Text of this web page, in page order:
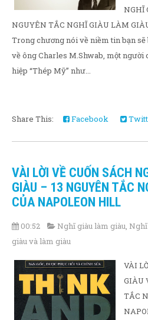
NGHĨ
NGUYÊN TẮC NGHĨ GIÀU LÀM
Trong chương nói về niềm tin bạn
về ông Charles M.Shwab, một người
hiệp “Thép Mỹ” như...
Share This: Facebook
VÀI LỜI VỀ CUỐN SÁCH
GIÀU – 13 NGUYÊN TẮC
CỦA NAPOLEON HILL
00:52 Nghĩ giàu làm giàu
giàu và làm giàu
VÀI
GIÀU
TẮC